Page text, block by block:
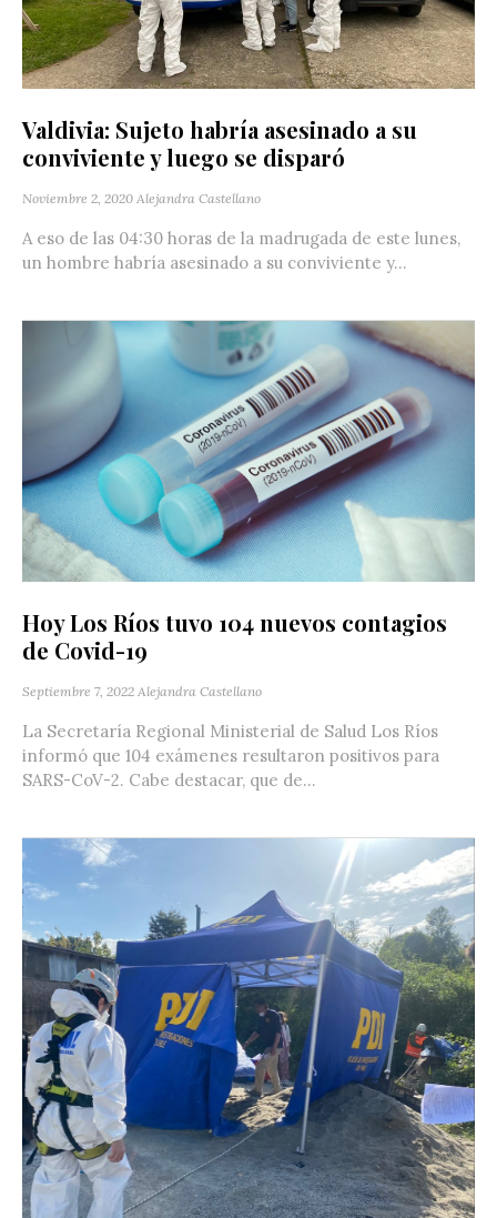
Valdivia: Sujeto habría asesinado a su
conviviente y luego se disparó
Noviembre 2, 2020 Alejandra Castellano
A eso de las 04:30 horas de la madrugada de este lunes,
un hombre habría asesinado a su conviviente y...
Hoy Los Ríos tuvo 104 nuevos contagios
de Covid-19
Septiembre 7, 2022 Alejandra Castellano
La Secretaría Regional Ministerial de Salud Los Ríos
informó que 104 exámenes resultaron positivos para
SARS-CoV-2. Cabe destacar, que de...